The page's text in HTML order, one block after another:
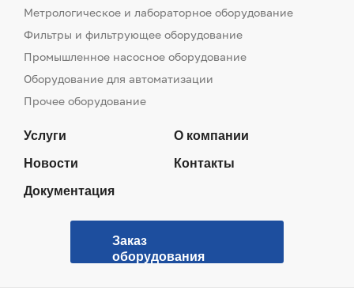
Метрологическое и лабораторное оборудование
Фильтры и фильтрующее оборудование
Промышленное насосное оборудование
Оборудование для автоматизации
Прочее оборудование
Услуги О компании
Новости Контакты
Документация
Заказ
оборудования